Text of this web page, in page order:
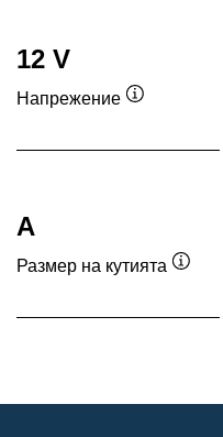
12 V
Напрежение
A
Размер на кутията